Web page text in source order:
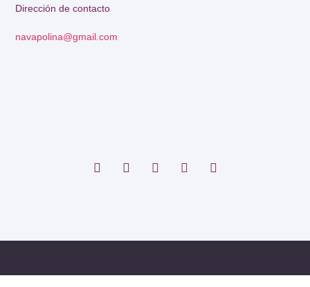
Dirección de contacto
navapolina@gmail.com